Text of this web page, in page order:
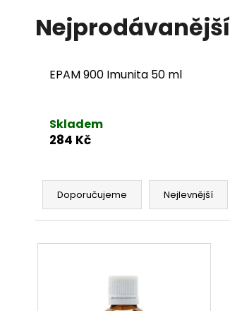
Nejprodávanější
EPAM 900 Imunita 50 ml
Skladem
284 Kč
Řazení produktů
Doporučujeme Nejlevnější
Výpis produktů